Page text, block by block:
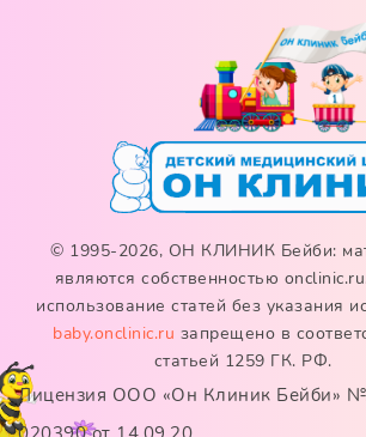
© 1995-2026, ОН КЛИНИК Бейби:
являются собственностью
использование статей без указания
baby.onclinic.ru запрещено в
статьей 1259 ГК. РФ.
Лицензия ООО «Он Клиник Бейби»